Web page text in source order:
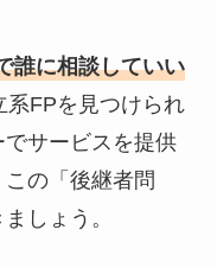
誰に相談していい
系FPを見つけられ
サービスを提供
の「後継者問
しょう。